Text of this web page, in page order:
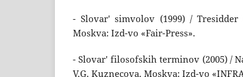
- Slovar' simvolov (1999) /
Moskva: Izd-vo «Fair-Press».
- Slovar' filosofskih terminov (2005) /
V.G. Kuznecova. Moskva: Izd-vo